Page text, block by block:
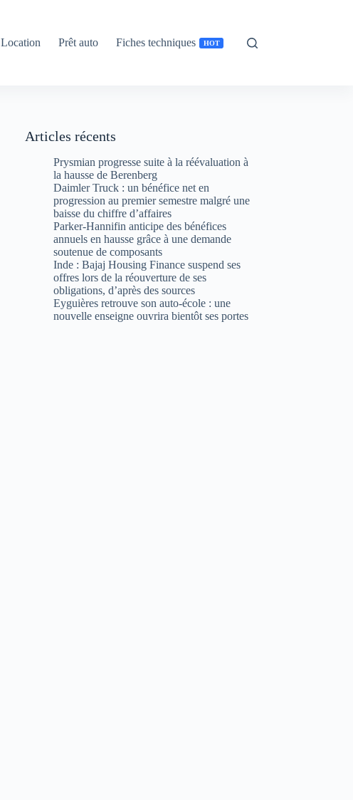
Location Prêt auto Fiches techniques HOT
Articles récents
Prysmian progresse suite à la réévaluation à
la hausse de Berenberg
Daimler Truck : un bénéfice net en
progression au premier semestre malgré une
baisse du chiffre d’affaires
Parker-Hannifin anticipe des bénéfices
annuels en hausse grâce à une demande
soutenue de composants
Inde : Bajaj Housing Finance suspend ses
offres lors de la réouverture de ses
obligations, d’après des sources
Eyguières retrouve son auto-école : une
nouvelle enseigne ouvrira bientôt ses portes